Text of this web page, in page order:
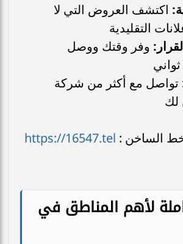
اكتشف العروض التي لا
التقليدية
وفر وقتك ووصل
تواصل مع أكثر من شركة
لك
الساخن : https://16547.tel
لأهم المناطق في